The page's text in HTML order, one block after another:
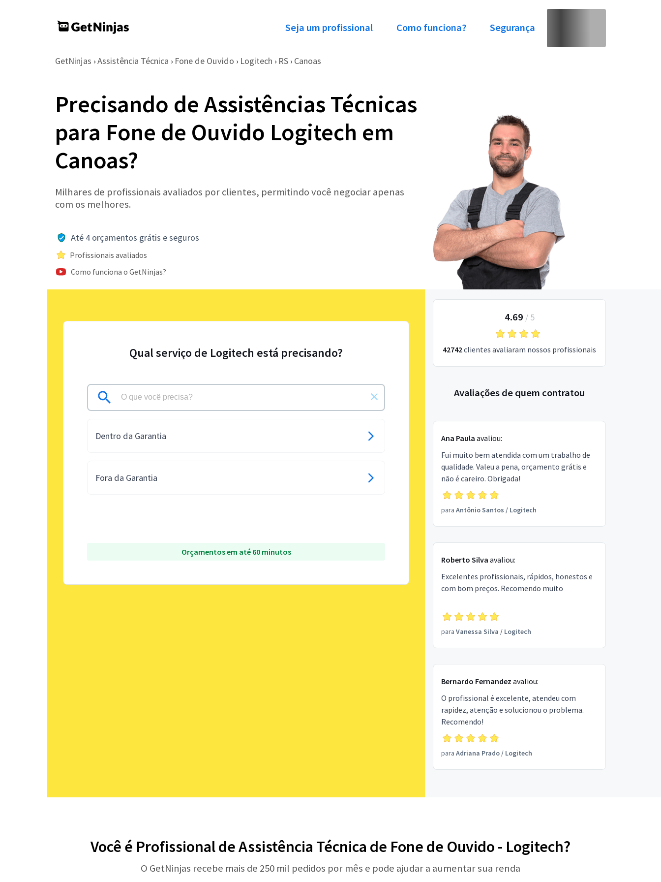
Seja um profissional Como funciona? Segurança
GetNinjas › Assistência Técnica › Fone de Ouvido › Logitech › RS › Canoas
Precisando de Assistências Técnicas
para Fone de Ouvido Logitech em
Canoas?
Milhares de profissionais avaliados por clientes, permitindo você negociar apenas
com os melhores.
Até 4 orçamentos grátis e seguros
Profissionais avaliados
Como funciona o GetNinjas?
Qual serviço de Logitech está precisando?
Dentro da Garantia
Fora da Garantia
Orçamentos em até 60 minutos
4.69 / 5
42742clientes avaliaram nossos profissionais
Avaliações de quem contratou
Ana Paula avaliou:
Fui muito bem atendida com um trabalho de
qualidade. Valeu a pena, orçamento grátis e
não é careiro. Obrigada!
para Antônio Santos / Logitech
Roberto Silva avaliou:
Excelentes profissionais, rápidos, honestos e
com bom preços. Recomendo muito
para Vanessa Silva / Logitech
Bernardo Fernandez avaliou:
O profissional é excelente, atendeu com
rapidez, atenção e solucionou o problema.
Recomendo!
para Adriana Prado/ Logitech
Você é Profissional de Assistência Técnica de Fone de Ouvido - Logitech?
O GetNinjas recebe mais de 250 mil pedidos por mês e pode ajudar a aumentar sua renda